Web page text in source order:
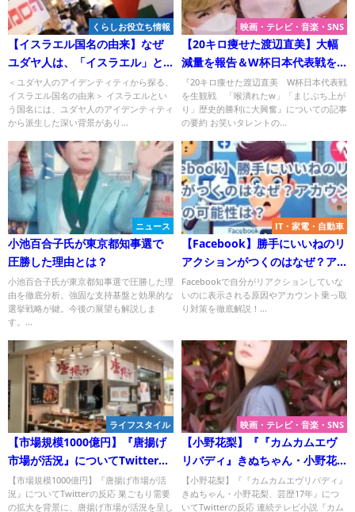
くらしお役立ち情報
【イスラエル国名の由来】なぜ
ユダヤ人は、「イスラエル」と
いう国名にしたのか？
＜ユダヤ人のアイデンティティから探る、
イスラエル国名の由来＞ イスラエルとい
う国名には、ユダヤ人のアイデンティティ
から派生した深い背景があり...
映画・テレビ・音楽・SNS
【20キロ痩せた渡辺直美】大幅
減量を報告＆W杯日本代表戦を
生観戦で歴史的勝利に大興奮！
『20キロ痩せた渡辺直美 W杯日本代表戦
を生観戦 「喉潰れたw」「まじぶち上が
り」歴史的勝利に大興奮』についての記事
の要約 お笑いタレントの...
ニュース
小池百合子氏が東京都知事選で
圧勝した理由とは？
小池百合子氏が東京都知事選で圧勝した理
由を徹底分析。強固な支持基盤と効果的な
選挙戦略が鍵。今後の展望も解説しま
す。...
IT・家電・自動車
【Facebook】勝手にいいねのリ
アクションがつくのはなぜ？ア
カウント乗っ取りの可能性は？
Facebookで自分がリアクションしていな
いのに表示される原因やアカウント乗っ取
り対策を徹底解説！...
ライフスタイル
【市場規模1000億円】『唐揚げ
市場が活況』についてTwitterの
反応
【市場規模1000億円】『唐揚げ市場が活
況』についてTwitterの反応 巣ごもり需要
の拡大を背景に、唐揚げ市場が活況を呈し
映画・テレビ・音楽・SNS
【小野花梨】『『カムカムエヴ
リバディ』きぬちゃん・小野花
梨、芸歴17年』についてTwitter
の反応
【小野花梨】『『カムカムエヴリバディ』
きぬちゃん・小野花梨、芸歴17年』につ
いてTwitterの反応 連続テレビ小説『カム